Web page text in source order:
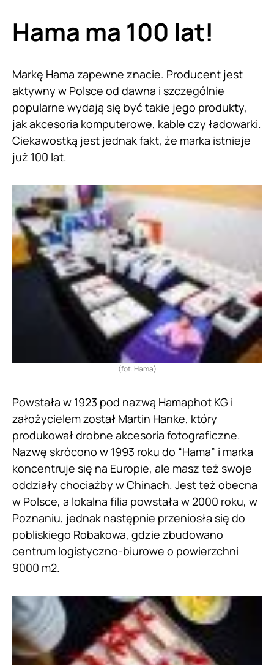
Hama ma 100 lat!
Markę Hama zapewne znacie. Producent jest
aktywny w Polsce od dawna i szczególnie
popularne wydają się być takie jego produkty,
jak akcesoria komputerowe, kable czy ładowarki.
Ciekawostką jest jednak fakt, że marka istnieje
już 100 lat.
(fot. Hama)
Powstała w 1923 pod nazwą Hamaphot KG i
założycielem został Martin Hanke, który
produkował drobne akcesoria fotograficzne.
Nazwę skrócono w 1993 roku do “Hama” i marka
koncentruje się na Europie, ale masz też swoje
oddziały chociażby w Chinach. Jest też obecna
w Polsce, a lokalna filia powstała w 2000 roku, w
Poznaniu, jednak następnie przeniosła się do
pobliskiego Robakowa, gdzie zbudowano
centrum logistyczno-biurowe o powierzchni
9000 m2.